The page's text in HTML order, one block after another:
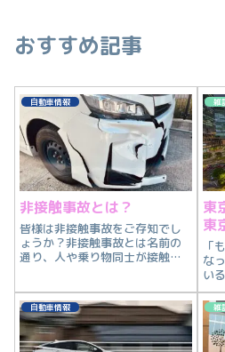
おすすめ記事
自動車情報
非接触事故とは？
皆様は非接触事故をご存知でし
ょうか？非接触事故とは名前の
通り、人や乗り物同士が接触し
いないにも関わらず、事故扱い
になるのか？そもそも非接触事
故とは、どういったシチュエー
ションで起こるの...
雑
東
東
「
な
い
い
で
っ
と
自動車情報 雑